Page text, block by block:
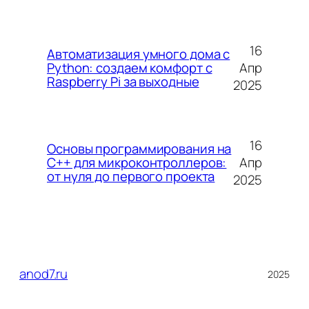
Автоматизация умного дома с
Python: создаем комфорт с
Raspberry Pi за выходные
16
Апр
2025
Основы программирования на
C++ для микроконтроллеров:
от нуля до первого проекта
16
Апр
2025
anod7.ru 2025